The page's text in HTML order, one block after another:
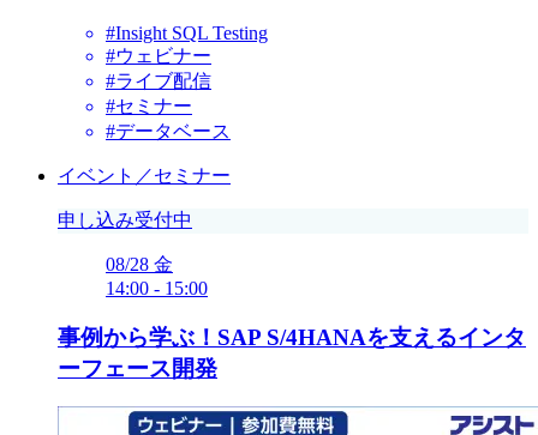
#Insight SQL Testing
#ウェビナー
#ライブ配信
#セミナー
#データベース
イベント／セミナー
申し込み受付中
08/28 金
14:00 - 15:00
事例から学ぶ！SAP S/4HANAを支えるインタ
ーフェース開発